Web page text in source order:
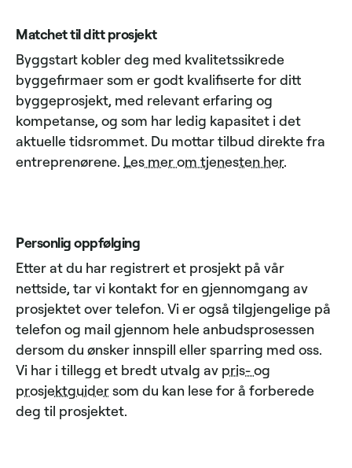
Matchet til ditt prosjekt
Byggstart kobler deg med kvalitetssikrede
byggefirmaer som er godt kvalifiserte for ditt
byggeprosjekt, med relevant erfaring og
kompetanse, og som har ledig kapasitet i det
aktuelle tidsrommet. Du mottar tilbud direkte fra
entreprenørene. Les mer om tjenesten her.
Personlig oppfølging
Etter at du har registrert et prosjekt på vår
nettside, tar vi kontakt for en gjennomgang av
prosjektet over telefon. Vi er også tilgjengelige på
telefon og mail gjennom hele anbudsprosessen
dersom du ønsker innspill eller sparring med oss.
Vi har i tillegg et bredt utvalg av pris- og
prosjektguidersom du kan lese for å forberede
deg til prosjektet.